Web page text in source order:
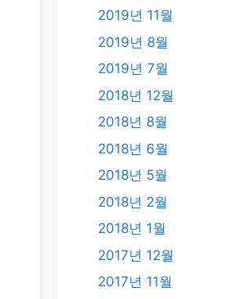
2019년 11월
2019년 8월
2019년 7월
2018년 12월
2018년 8월
2018년 6월
2018년 5월
2018년 2월
2018년 1월
2017년 12월
2017년 11월